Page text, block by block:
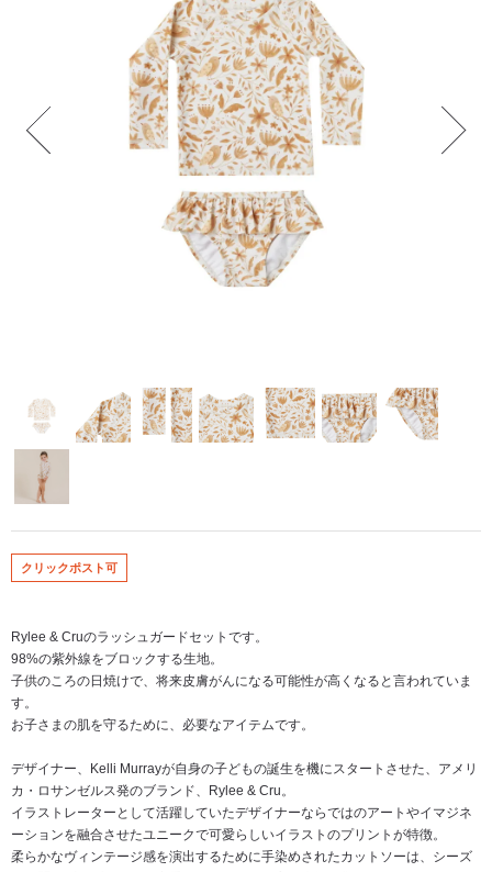
クリックポスト可
Rylee & Cruのラッシュガードセットです。
98%の紫外線をブロックする生地。
子供のころの日焼けで、将来皮膚がんになる可能性が高くなると言われていま
す。
お子さまの肌を守るために、必要なアイテムです。
デザイナー、Kelli Murrayが自身の子どもの誕生を機にスタートさせた、アメリ
カ・ロサンゼルス発のブランド、Rylee & Cru。
イラストレーターとして活躍していたデザイナーならではのアートやイマジネ
ーションを融合させたユニークで可愛らしいイラストのプリントが特徴。
柔らかなヴィンテージ感を演出するために手染めされたカットソーは、シーズ